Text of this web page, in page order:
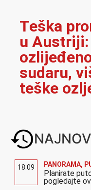
Teška
u
sudaru,
teške
18:09 PANORAMA,
Planirate
pogledajte